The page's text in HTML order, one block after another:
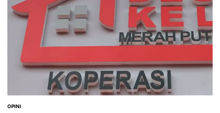
POSTED
OPINI